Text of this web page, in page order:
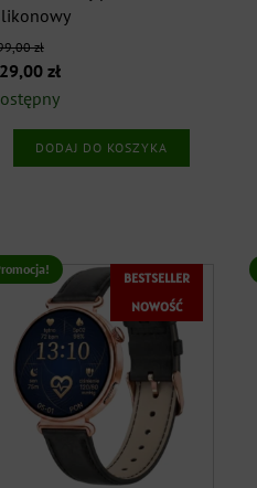
zł
zł.
złAktualna
wynosi:
829,00 zł.
DODAJ DO KOSZYKA
BESTSELLER
NOWOŚĆ